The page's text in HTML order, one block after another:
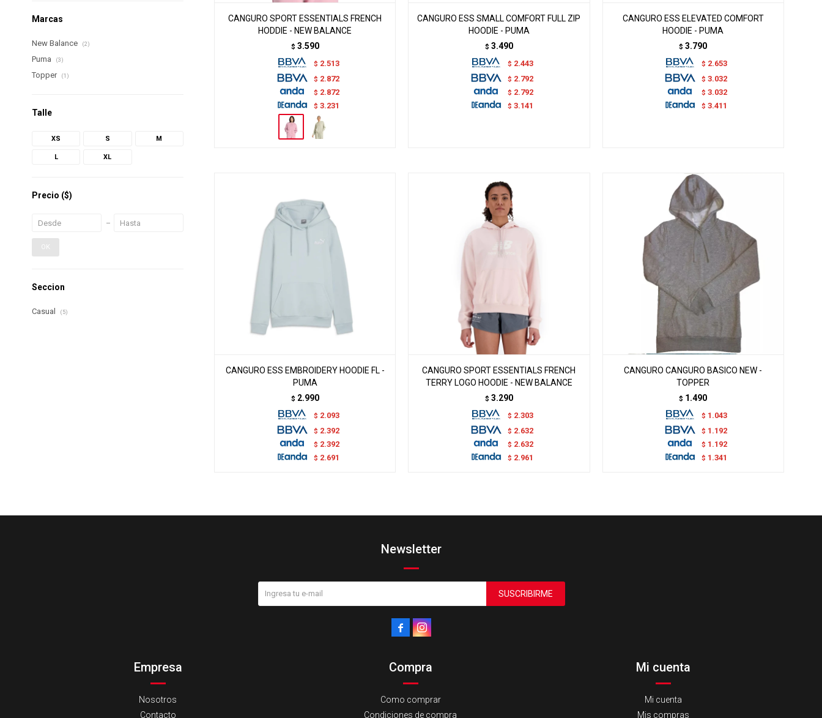
CANGURO SPORT ESSENTIALS FRENCH
HODDIE - NEW BALANCE
$ 3.590
$ 2.513
$ 2.872
$ 2.872
$ 3.231
CANGURO ESS SMALL COMFORT FULL ZIP
HOODIE - PUMA
$ 3.490
$ 2.443
$ 2.792
$ 2.792
$ 3.141
CANGURO ESS ELEVATED COMFORT
HOODIE - PUMA
$ 3.790
$ 2.653
$ 3.032
$ 3.032
$ 3.411
CANGURO ESS EMBROIDERY HOODIE FL -
PUMA
$ 2.990
$ 2.093
$ 2.392
$ 2.392
$ 2.691
CANGURO SPORT ESSENTIALS FRENCH
TERRY LOGO HOODIE - NEW BALANCE
$ 3.290
$ 2.303
$ 2.632
$ 2.632
$ 2.961
CANGURO CANGURO BASICO NEW -
TOPPER
$ 1.490
$ 1.043
$ 1.192
$ 1.192
$ 1.341
Marcas
New Balance (2)
Puma (3)
Topper (1)
Talle
XS S M
L XL
Precio ($)
OK
Seccion
Casual (5)
Empresa
Nosotros
Contacto
Compra
Como comprar
Condiciones de compra
Mi cuenta
Mi cuenta
Mis compras
Newsletter
SUSCRIBIRME
 